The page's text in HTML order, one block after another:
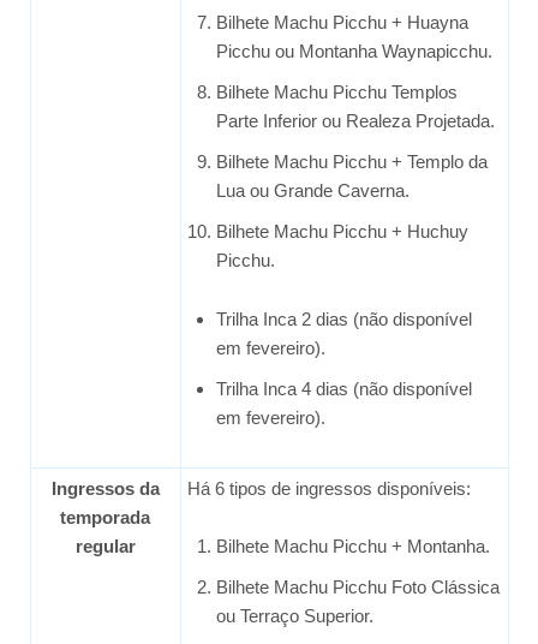
Bilhete Machu Picchu + Huayna
Picchu ou Montanha Waynapicchu.
Bilhete Machu Picchu Templos
Parte Inferior ou Realeza Projetada.
Bilhete Machu Picchu + Templo da
Lua ou Grande Caverna.
Bilhete Machu Picchu + Huchuy
Picchu.
Trilha Inca 2 dias (não disponível
em fevereiro).
Trilha Inca 4 dias (não disponível
em fevereiro).
Ingressos da
temporada
regular
Há 6 tipos de ingressos disponíveis:
Bilhete Machu Picchu + Montanha.
Bilhete Machu Picchu Foto Clássica
ou Terraço Superior.